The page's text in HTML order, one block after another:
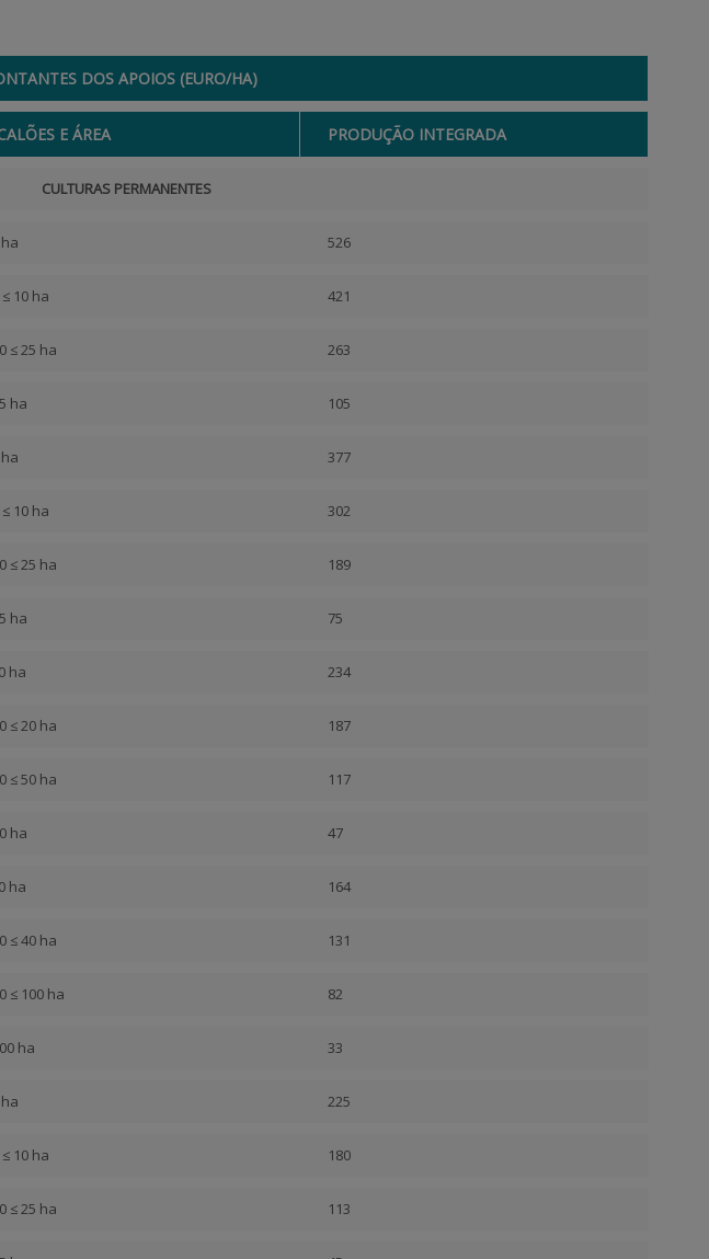
DOS APOIOS (EURO/HA)
E ÁREA PRODUÇÃO INTEGRADA
CULTURAS PERMANENTES
526
10 ha 421
≤ 25 ha 263
ha 105
377
10 ha 302
≤ 25 ha 189
ha 75
ha 234
≤ 20 ha 187
≤ 50 ha 117
ha 47
ha 164
≤ 40 ha 131
≤ 100 ha 82
ha 33
225
10 ha 180
≤ 25 ha 113